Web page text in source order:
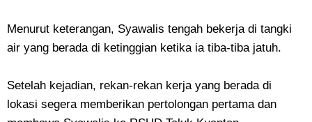
Menurut keterangan, Syawalis tengah bekerja di tangki
air yang berada di ketinggian ketika ia tiba-tiba jatuh.
Setelah kejadian, rekan-rekan kerja yang berada di
lokasi segera memberikan pertolongan pertama dan